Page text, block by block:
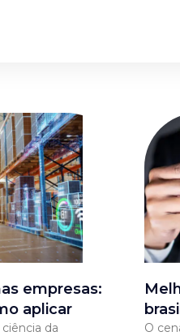
empresas:
aplicar
da
O